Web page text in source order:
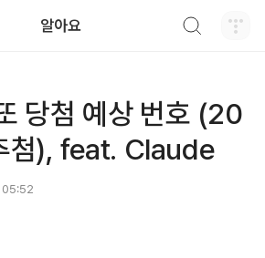
알아요
당첨 예상 번호 (20
첨), feat. Claude
05:52